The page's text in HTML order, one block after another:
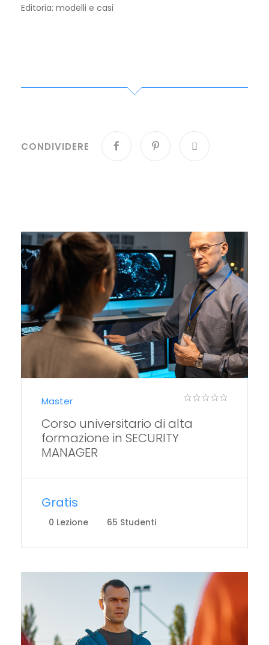
Editoria: modelli e casi
CONDIVIDERE
Master
Corso universitario di alta
formazione in SECURITY
MANAGER
Gratis
0 Lezione 65 Studenti